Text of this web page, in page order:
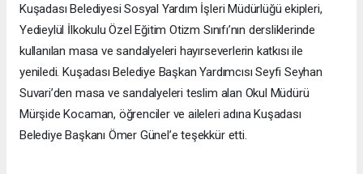
Kuşadası Belediyesi Sosyal Yardım İşleri Müdürlüğü ekipleri,
Yedieylül İlkokulu Özel Eğitim Otizm Sınıfı’nın dersliklerinde
kullanılan masa ve sandalyeleri hayırseverlerin katkısı ile
yeniledi. Kuşadası Belediye Başkan Yardımcısı Seyfi Seyhan
Suvari’den masa ve sandalyeleri teslim alan Okul Müdürü
Mürşide Kocaman, öğrenciler ve aileleri adına Kuşadası
Belediye Başkanı Ömer Günel’e teşekkür etti.